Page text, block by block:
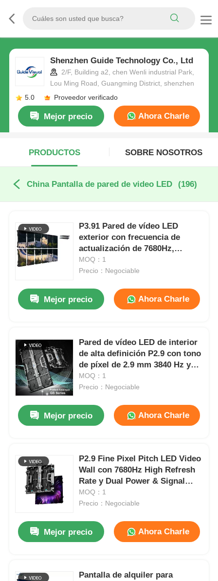
Shenzhen Guide Technology Co., Ltd
2/F, Building a2, chen Wenli industrial Park,
Lou Ming Road, Guangming District, shenzhen
5.0
Proveedor verificado
Mejor precio Ahora Charle
PRODUCTOS SOBRE NOSOTROS
China Pantalla de pared de video LED (196)
P3.91 Pared de vídeo LED
exterior con frecuencia de
actualización de 7680Hz,
pantalla a todo color y
protección IP65 para conciertos
MOQ：1
Precio：Negociable
Mejor precio Ahora Charle
Pared de vídeo LED de interior
de alta definición P2.9 con tono
de píxel de 2.9 mm 3840 Hz y
velocidad de actualización y
brillo de 4500 cd / m2
MOQ：1
Precio：Negociable
Mejor precio Ahora Charle
P2.9 Fine Pixel Pitch LED Video
Wall con 7680Hz High Refresh
Rate y Dual Power & Signal
Backup para eventos de
escenario
MOQ：1
Precio：Negociable
Mejor precio Ahora Charle
Pantalla de alquiler para